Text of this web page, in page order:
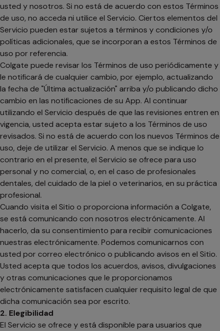
usted y nosotros. Si no está de acuerdo con estos Términos
de uso, no acceda ni utilice el Servicio. Ciertos elementos del
Servicio pueden estar sujetos a términos y condiciones y/o
políticas adicionales, que se incorporan a estos Términos de
uso por referencia.
Colgate puede revisar los Términos de uso periódicamente y
le notificará de cualquier cambio, por ejemplo, actualizando
la fecha de "Última actualización" arriba y/o publicando dicho
cambio en las notificaciones de su App. Al continuar
utilizando el Servicio después de que las revisiones entren en
vigencia, usted acepta estar sujeto a los Términos de uso
revisados. Si no está de acuerdo con los nuevos Términos de
uso, deje de utilizar el Servicio. A menos que se indique lo
contrario en el presente, el Servicio se ofrece para uso
personal y no comercial, o, en el caso de profesionales
dentales, del cuidado de la piel o veterinarios, en su práctica
profesional.
Cuando visita el Sitio o proporciona información a Colgate,
se está comunicando con nosotros electrónicamente. Al
hacerlo, da su consentimiento para recibir comunicaciones
nuestras electrónicamente. Podemos comunicarnos con
usted por correo electrónico o publicando avisos en el Sitio.
Usted acepta que todos los acuerdos, avisos, divulgaciones
y otras comunicaciones que le proporcionamos
electrónicamente satisfacen cualquier requisito legal de que
dicha comunicación sea por escrito.
2. Elegibilidad
El Servicio se ofrece y está disponible para usuarios que